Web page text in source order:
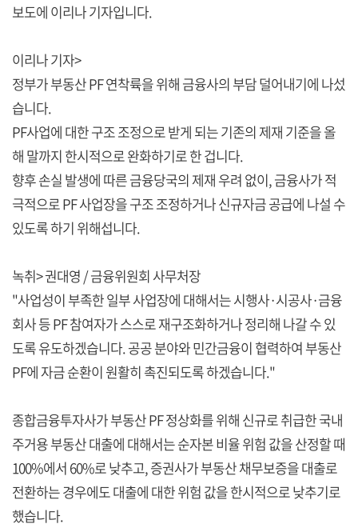
보도에 이리나 기자입니다.
이리나 기자>
정부가 부동산 PF 연착륙을 위해 금융사의 부담 덜어내기에 나섰
습니다.
PF사업에 대한 구조 조정으로 받게 되는 기존의 제재 기준을 올
해 말까지 한시적으로 완화하기로 한 겁니다.
향후 손실 발생에 따른 금융당국의 제재 우려 없이, 금융사가 적
극적으로 PF 사업장을 구조 조정하거나 신규자금 공급에 나설 수
있도록 하기 위해섭니다.
녹취> 권대영 / 금융위원회 사무처장
"사업성이 부족한 일부 사업장에 대해서는 시행사·시공사·금융
회사 등 PF 참여자가 스스로 재구조화하거나 정리해 나갈 수 있
도록 유도하겠습니다. 공공 분야와 민간금융이 협력하여 부동산
PF에 자금 순환이 원활히 촉진되도록 하겠습니다."
종합금융투자사가 부동산 PF 정상화를 위해 신규로 취급한 국내
주거용 부동산 대출에 대해서는 순자본 비율 위험 값을 산정할 때
100%에서 60%로 낮추고, 증권사가 부동산 채무보증을 대출로
전환하는 경우에도 대출에 대한 위험 값을 한시적으로 낮추기로
했습니다.